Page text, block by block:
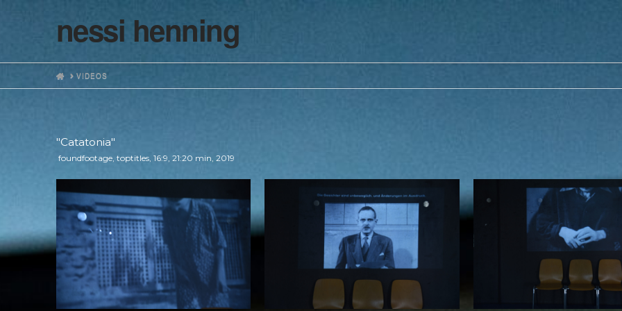
nessi henning
HOMEVIDEOS
"Catatonia"
foundfootage, toptitles, 16:9, 21:20 min, 2019